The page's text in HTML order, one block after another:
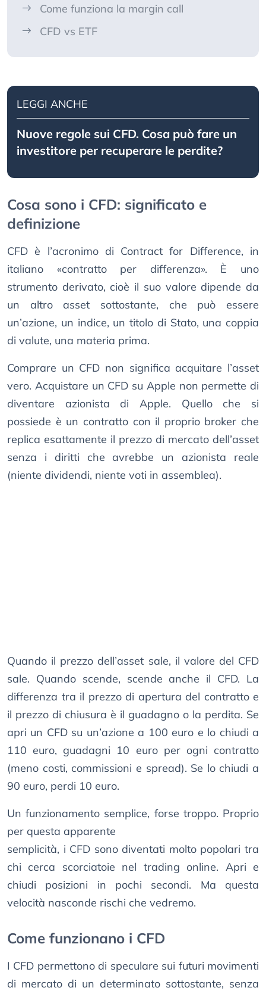
Come funziona la margin call
CFD vs ETF
LEGGI ANCHE
Nuove regole sui CFD. Cosa può fare un
investitore per recuperare le perdite?
Cosa sono i CFD: significato e
definizione
CFD è l’acronimo di Contract for Difference, in
italiano «contratto per differenza». È uno
strumento derivato, cioè il suo valore dipende da
un altro asset sottostante, che può essere
un’azione, un indice, un titolo di Stato, una coppia
di valute, una materia prima.
Comprare un CFD non significa acquitare l’asset
vero. Acquistare un CFD su Apple non permette di
diventare azionista di Apple. Quello che si
possiede è un contratto con il proprio broker che
replica esattamente il prezzo di mercato dell’asset
senza i diritti che avrebbe un azionista reale
(niente dividendi, niente voti in assemblea).
Quando il prezzo dell’asset sale, il valore del CFD
sale. Quando scende, scende anche il CFD. La
differenza tra il prezzo di apertura del contratto e
il prezzo di chiusura è il guadagno o la perdita. Se
apri un CFD su un’azione a 100 euro e lo chiudi a
110 euro, guadagni 10 euro per ogni contratto
(meno costi, commissioni e spread). Se lo chiudi a
90 euro, perdi 10 euro.
Un funzionamento semplice, forse troppo. Proprio
per questa apparente
semplicità, i CFD sono diventati molto popolari tra
chi cerca scorciatoie nel trading online. Apri e
chiudi posizioni in pochi secondi. Ma questa
velocità nasconde rischi che vedremo.
Come funzionano i CFD
I CFD permettono di speculare sui futuri movimenti
di mercato di un determinato sottostante, senza